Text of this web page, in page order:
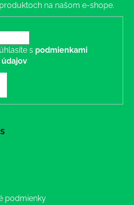
na našom e-shope.
s podmienkami
podmienky